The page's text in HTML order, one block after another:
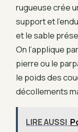
rugueuse crée
support et
et le sable
On l’applique
pierre ou le
le poids des
décollements
LIRE AUSSI